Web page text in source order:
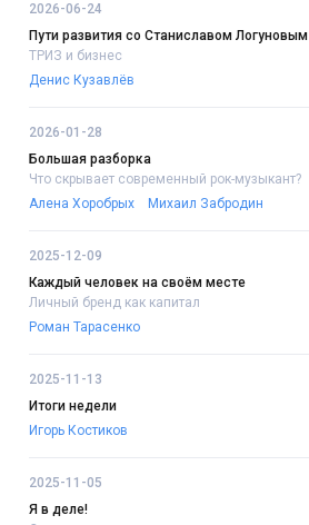
2026-06-24
Пути развития со Станиславом Логуновым
ТРИЗ и бизнес
Денис Кузавлёв
2026-01-28
Большая разборка
Что скрывает современный рок-музыкант?
Алена Хоробрых
Михаил Забродин
2025-12-09
Каждый человек на своём месте
Личный бренд как капитал
Роман Тарасенко
2025-11-13
Итоги недели
Игорь Костиков
2025-11-05
Я в деле!